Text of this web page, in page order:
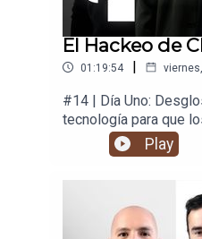
El Hackeo de
01:19:54 |
#14 | Día Uno:
tecnología para que
y en tu vida.
Play